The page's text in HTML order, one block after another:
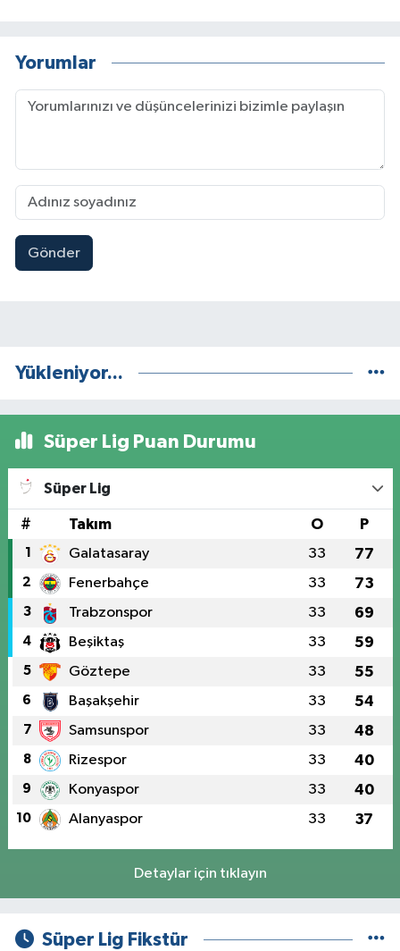
Yorumlar
Gönder
Yükleniyor...
Süper Lig Puan Durumu
Süper Lig
# Takım O P
1 Galatasaray 33 77
2 Fenerbahçe 33 73
3 Trabzonspor 33 69
4 Beşiktaş 33 59
5 Göztepe 33 55
6 Başakşehir 33 54
7 Samsunspor 33 48
8 Rizespor 33 40
9 Konyaspor 33 40
10 Alanyaspor 33 37
Detaylar için tıklayın
Süper Lig Fikstür